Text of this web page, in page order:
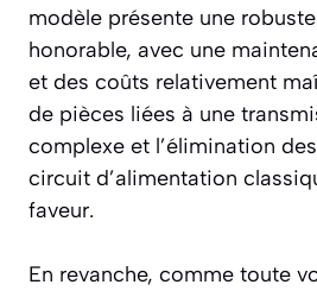
modèle présente une
honorable, avec une
et des coûts relativement
de pièces liées à une
complexe et l’élimination
circuit d’alimentation
faveur.
En revanche, comme toute